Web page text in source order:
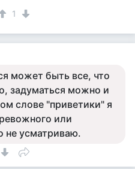
1
может быть все, что
задуматься можно и
слове "приветики" я
или
не усматриваю.